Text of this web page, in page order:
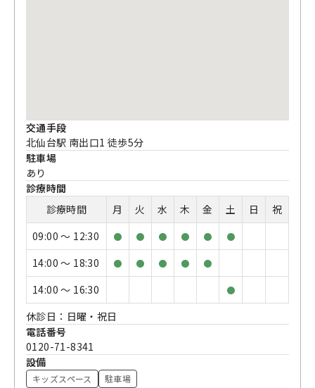
交通手段
北仙台駅 南出口1 徒歩5分
駐車場
あり
診療時間
診療時間
月 火 水 木 金 土 日
祝
09:00 〜 12:30
● ● ● ● ● ●
14:00 〜 18:30 ● ● ● ● ●
14:00 〜 16:30 ●
休診日：日曜・祝日
電話番号
0120-71-8341
設備
キッズスペース 駐車場